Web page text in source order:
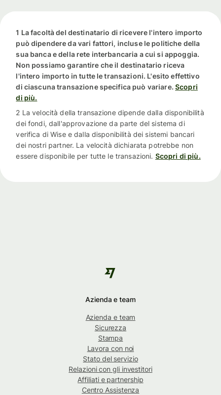
1 La facoltà del destinatario di ricevere l'intero importo
può dipendere da vari fattori, incluse le politiche della
sua banca e della rete interbancaria a cui si appoggia.
Non possiamo garantire che il destinatario riceva
l'intero importo in tutte le transazioni. L'esito effettivo
di ciascuna transazione specifica può variare. Scopri
di più.
2 La velocità della transazione dipende dalla disponibilità
dei fondi, dall'approvazione da parte del sistema di
verifica di Wise e dalla disponibilità dei sistemi bancari
dei nostri partner. La velocità dichiarata potrebbe non
essere disponibile per tutte le transazioni. Scopri di più.
Azienda e team
Azienda e team
Sicurezza
Stampa
Lavora con noi
Stato del servizio
Relazioni con gli investitori
Affiliati e partnership
Centro Assistenza